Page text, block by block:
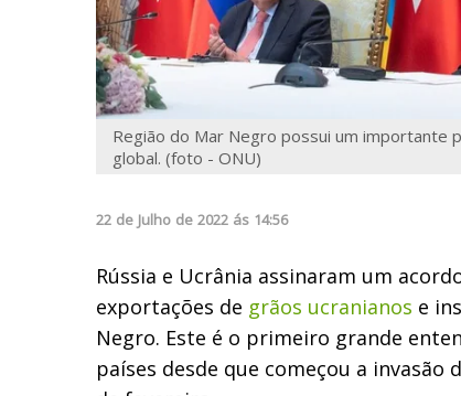
Região do Mar Negro possui um importante
global. (foto - ONU)
22 de Julho de 2022 ás 14:56
Rússia e Ucrânia assinaram um
exportações de grãos ucranianos e
Negro. Este é o primeiro grande
países desde que começou a invasão